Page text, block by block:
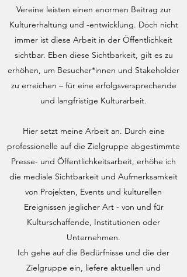
Vereine leisten einen enormen Beitrag zur
Kulturerhaltung und -entwicklung. Doch nicht
immer ist diese Arbeit in der Öffentlichkeit
sichtbar. Eben diese Sichtbarkeit, gilt es zu
erhöhen, um Besucher*innen und Stakeholder
zu erreichen – für eine erfolgsversprechende
und langfristige Kulturarbeit.
Hier setzt meine Arbeit an. Durch eine
professionelle auf die Zielgruppe abgestimmte
Presse- und Öffentlichkeitsarbeit, erhöhe ich
die mediale Sichtbarkeit und Aufmerksamkeit
von Projekten, Events und kulturellen
Ereignissen jeglicher Art - von und für
Kulturschaffende, Institutionen oder
Unternehmen.
Ich gehe auf die Bedürfnisse und die der
Zielgruppe ein, liefere aktuellen und